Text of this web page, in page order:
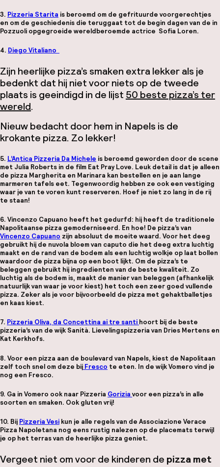
3. Pizzeria Starita is beroemd om de gefrituurde voorgerechtjes
en om de geschiedenis die teruggaat tot de begin dagen van de in
Pozzuoli opgegroeide wereldberoemde actrice Sofia Loren.
4. Diego Vitaliano
Zijn heerlijke pizza’s smaken extra lekker als je
bedenkt dat hij niet voor niets op de tweede
plaats is geeindigd in de lijst 50 beste pizza’s ter
wereld.
Nieuw bedacht door hem in Napels is de
krokante pizza. Zo lekker!
5. L’Antica Pizzeria Da Michele is beroemd geworden door de scene
met Julia Roberts in de film Eat Pray Love. Leuk detail is dat je alleen
de pizza Margherita en Marinara kan bestellen en je aan lange
marmeren tafels eet. Tegenwoordig hebben ze ook een vestiging
waar je van te voren kunt reserveren. Hoef je niet zo lang in de rij
te staan!
6. Vincenzo Capuano heeft het gedurfd: hij heeft de traditionele
Napolitaanse pizza gemoderniseerd. En hoe! De pizza’s van
Vincenzo Capuano zijn absoluut de moeite waard. Voor het deeg
gebruikt hij de nuvola bloem van caputo die het deeg extra luchtig
maakt en de rand van de bodem als een luchtig wolkje op laat bollen
waardoor de pizza bijna op een boot lijkt. Om de pizza’s te
beleggen gebruikt hij ingredienten van de beste kwaliteit. Zo
luchtig als de bodem is, maakt de manier van beleggen (afhankelijk
natuurlijk van waar je voor kiest) het toch een zeer goed vullende
pizza. Zeker als je voor bijvoorbeeld de pizza met gehaktballetjes
en kaas kiest.
7. Pizzeria Oliva, da Concettina ai tre santi hoort bij de beste
pizzeria’s van de wijk Sanità. Lievelingspizzeria van Dries Mertens en
Kat Kerkhofs.
8. Voor een pizza aan de boulevard van Napels, kiest de Napolitaan
zelf toch snel om deze bij Fresco te eten. In de wijk Vomero vind je
nog een Fresco.
9. Ga in Vomero ook naar Pizzeria Goriziavoor een pizza’s in alle
soorten en smaken. Ook gluten vrij!
10. Bij Pizzeria Vesi kun je alle regels van de Associazione Verace
Pizza Napoletana nog eens rustig nalezen op de placemats terwijl
je op het terras van de heerlijke pizza geniet.
Vergeet niet om voor de kinderen de pizza met